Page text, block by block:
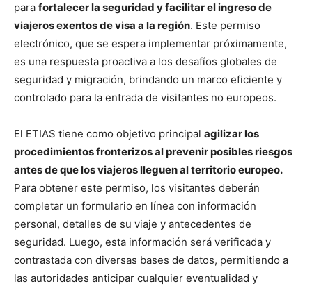
para fortalecer la seguridad y facilitar el ingreso de
viajeros exentos de visa a la región. Este permiso
electrónico, que se espera implementar próximamente,
es una respuesta proactiva a los desafíos globales de
seguridad y migración, brindando un marco eficiente y
controlado para la entrada de visitantes no europeos.
El ETIAS tiene como objetivo principal agilizar los
procedimientos fronterizos al prevenir posibles riesgos
antes de que los viajeros lleguen al territorio europeo.
Para obtener este permiso, los visitantes deberán
completar un formulario en línea con información
personal, detalles de su viaje y antecedentes de
seguridad. Luego, esta información será verificada y
contrastada con diversas bases de datos, permitiendo a
las autoridades anticipar cualquier eventualidad y